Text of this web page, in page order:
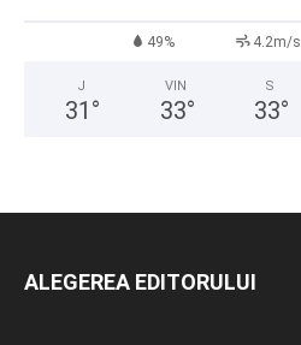
49% 4.2m/s
J
31 °
VIN
33°
S
33°
ALEGEREA EDITORULUI